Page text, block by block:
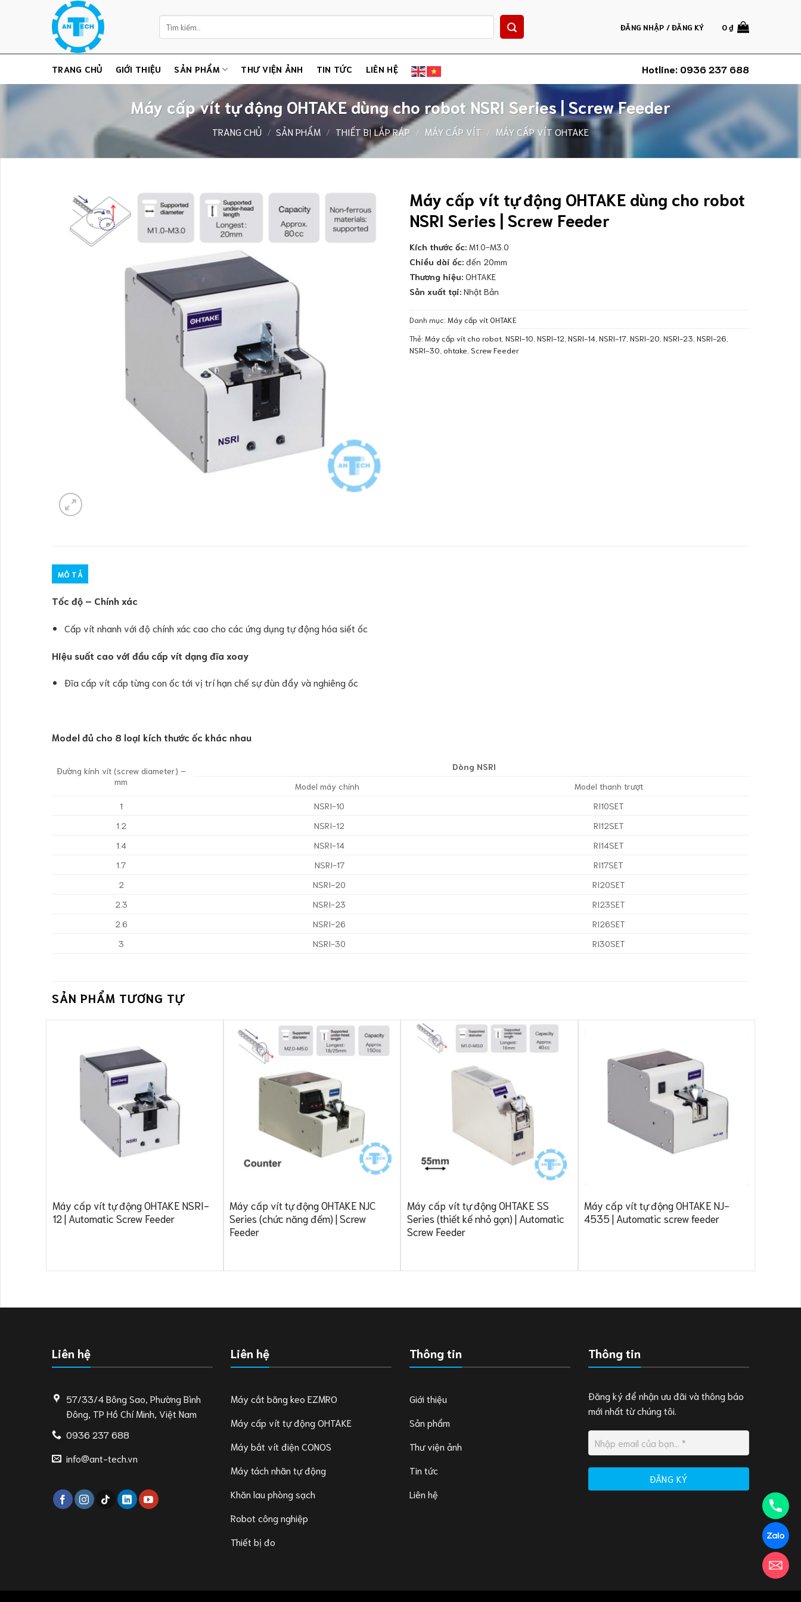
dung
Tìm
kiếm:
ĐĂNG NHẬP / ĐĂNG KÝ 0₫
TRANG CHỦ GIỚI THIỆU SẢN PHẨM THƯ VIỆN ẢNH TIN TỨC LIÊN HỆ Hotline: 0936 237 688
Máy cấp vít tự động OHTAKE dùng cho robot NSRI Series | Screw Feeder
TRANG CHỦ / SẢN PHẨM / THIẾT BỊ LẮP RÁP / MÁY CẤP VÍT / MÁY CẤP VÍT OHTAKE
Máy cấp vít tự động OHTAKE dùng cho robot
NSRI Series | Screw Feeder
Kích thước ốc: M1.0-M3.0
Chiều dài ốc: đến 20mm
Thương hiệu: OHTAKE
Sản xuất tại: Nhật Bản
Danh mục: Máy cấp vít OHTAKE
Thẻ: Máy cấp vít cho robot NSRI-10 NSRI-12 NSRI-14 NSRI-17 NSRI-20 NSRI-23 NSRI-26
NSRI-30 ohtake Screw Feeder
MÔ TẢ
Tốc độ – Chính xác
Cấp vít nhanh với độ chính xác cao cho các ứng dụng tự động hóa siết ốc
Hiệu suất cao với đầu cấp vít dạng đĩa xoay
Đĩa cấp vít cấp từng con ốc tới vị trí hạn chế sự đùn đẩy và nghiêng ốc
Model đủ cho 8 loại kích thước ốc khác nhau
Đường kính vít (screw diameter) –
mm
Dòng NSRI
Model máy chính
Model thanh trượt
1
NSRI-10
RI10SET
1.2
NSRI-12
RI12SET
1.4
NSRI-14
RI14SET
1.7
NSRI-17
RI17SET
2
NSRI-20
RI20SET
2.3
NSRI-23
RI23SET
2.6
NSRI-26
RI26SET
3
NSRI-30 RI30SET
SẢN PHẨM TƯƠNG TỰ
Máy cấp vít tự động OHTAKE NSRI-
12 | Automatic Screw Feeder
Máy cấp vít tự động OHTAKE NJC
Series (chức năng đếm) | Screw
Feeder
Máy cấp vít tự động OHTAKE SS
Series (thiết kế nhỏ gọn) | Automatic
Screw Feeder
Máy cấp vít tự động OHTAKE NJ-
4535 | Automatic screw feeder
Liên hệ
57/33/4 Bông Sao, Phường Bình
Đông, TP Hồ Chí Minh, Việt Nam
0936 237 688
info@ant-tech.vn
Liên hệ
Máy cắt băng keo EZMRO
Máy cấp vít tự động OHTAKE
Máy bắt vít điện CONOS
Máy tách nhãn tự động
Khăn lau phòng sạch
Robot công nghiệp
Thiết bị đo
Thông tin
Giới thiệu
Sản phẩm
Thư viện ảnh
Tin tức
Liên hệ
Thông tin
Đăng ký để nhận ưu đãi và thông báo
mới nhất từ chúng tôi.